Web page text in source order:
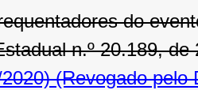
do
n.º 20.189, de
(Revogado pelo